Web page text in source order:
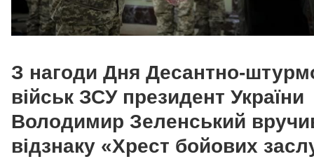
З нагоди Дня Десантно-
військ ЗСУ президент України
Володимир Зеленський
відзнаку «Хрест бойових